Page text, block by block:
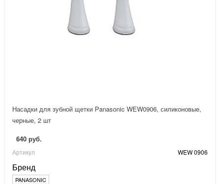
Насадки для зубной щетки Panasonic WEW0906, силиконовые,
черные, 2 шт
640 руб.
Артикул WEW 0906
Бренд
PANASONIC